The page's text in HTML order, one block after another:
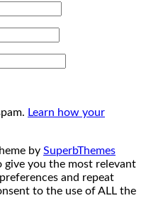
Learn how your
by SuperbThemes
give you the most relevant
and repeat
to the use of ALL the